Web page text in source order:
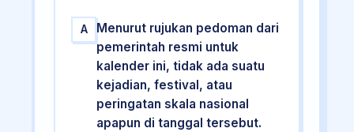
A
Menurut rujukan pedoman dari
pemerintah resmi untuk
kalender ini, tidak ada suatu
kejadian, festival, atau
peringatan skala nasional
apapun di tanggal tersebut.